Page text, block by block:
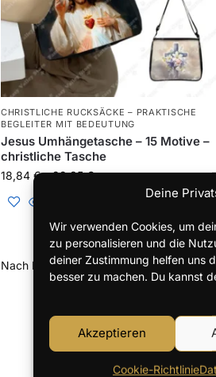
Deine
Wir verwenden Cookies, um
zu personalisieren und die
deiner Zustimmung helfen uns
besser zu machen. Du kannst
Akzeptieren
Cookie-Richtlinie
CHRISTLICHE RUCKSÄCKE – PRAKTISCHE
BEGLEITER MIT BEDEUTUNG
Jesus Umhängetasche – 15 Motive –
christliche Tasche
18,84 € –22,85€